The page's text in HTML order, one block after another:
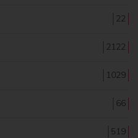
22
2122
1029
66
519